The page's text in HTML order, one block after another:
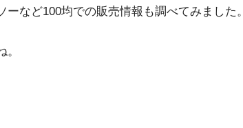
など100均での販売情報も調べてみました。